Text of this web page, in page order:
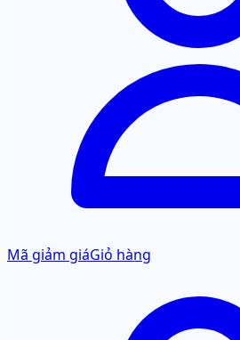
Mã giảm giáGiỏ hàng